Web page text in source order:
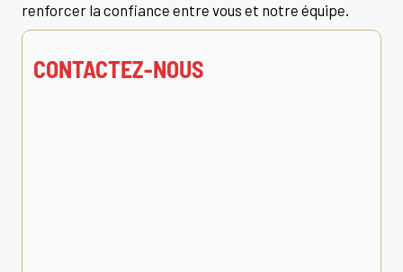
renforcer la confiance entre vous et notre équipe.
CONTACTEZ-NOUS